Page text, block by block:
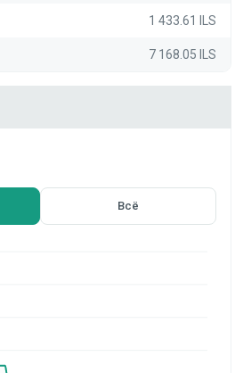
1 433.61 ILS
7 168.05 ILS
Всё